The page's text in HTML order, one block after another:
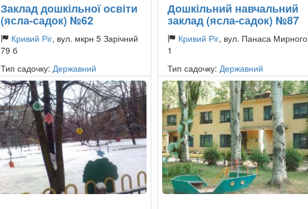
Заклад дошкільної освіти
(ясла-садок) №62
Кривий Ріг, вул. мкрн 5 Зарічний
79 б
Тип садочку: Державний
Дошкільний навчальний
заклад (ясла-садок) №87
Кривий Ріг, вул. Панаса Мирного
1
Тип садочку:Державний